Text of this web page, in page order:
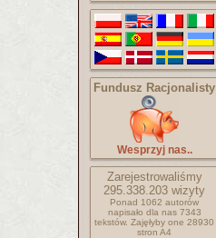
Fundusz Racjonalisty
Wesprzyj nas..
Zarejestrowaliśmy
295.338.203 wizyty
Ponad 1062 autorów
napisało dla nas 7343
tekstów. Zajęłyby one 28930
stron A4